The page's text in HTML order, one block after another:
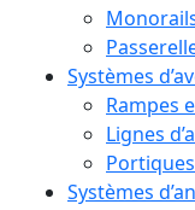
Systèmes
Rampes
Lignes
Systèmes